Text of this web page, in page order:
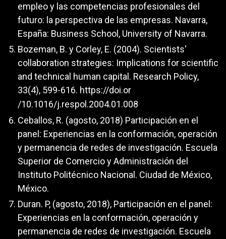
empleo y las competencias profesionales del
futuro: la perspectiva de las empresas. Navarra,
España: Business School, University of Navarra.
Bozeman, B. y Corley, E. (2004). Scientists'
collaboration strategies: Implications for scientific
and technical human capital. Research Policy,
33(4), 599-616. https://doi.or
/10.1016/j.respol.2004.01.008
Ceballos, R. (agosto, 2018) Participación en el
panel: Experiencias en la conformación, operación
y permanencia de redes de investigación. Escuela
Superior de Comercio y Administración del
Instituto Politécnico Nacional. Ciudad de México,
México.
Duran. P, (agosto, 2018), Participación en el panel:
Experiencias en la conformación, operación y
permanencia de redes de investigación. Escuela